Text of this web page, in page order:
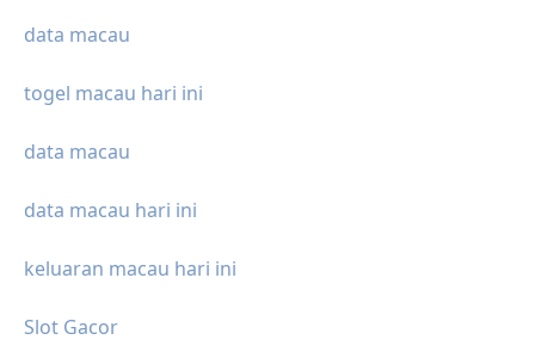
data macau
togel macau hari ini
data macau
data macau hari ini
keluaran macau hari ini
Slot Gacor